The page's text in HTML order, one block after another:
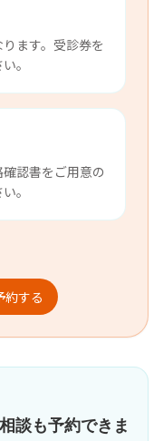
ます。受診券を
。
認書をご用意の
。
約する
談も予約できま